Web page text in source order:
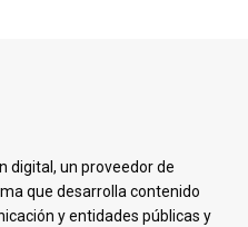
digital, un proveedor de
que desarrolla contenido
y entidades públicas y